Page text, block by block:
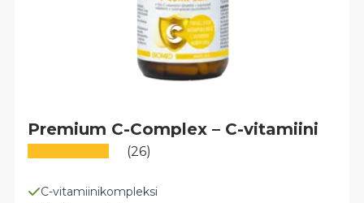
C-vitamiinikompleksi
Premium C-Complex – C-vitamiini
(26)